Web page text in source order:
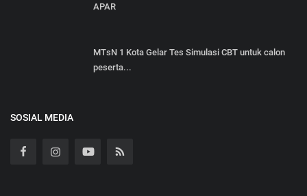
APAR
MTsN 1 Kota Gelar Tes Simulasi CBT untuk calon
peserta...
SOSIAL MEDIA